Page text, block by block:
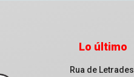
Lo último
Rua de Letrades